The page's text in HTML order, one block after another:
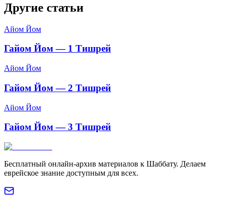
Другие статьи
Айом Йом
Гайом Йом — 1 Тишрей
Айом Йом
Гайом Йом — 2 Тишрей
Айом Йом
Гайом Йом — 3 Тишрей
Бесплатный онлайн-архив материалов к Шаббату. Делаем
еврейское знание доступным для всех.